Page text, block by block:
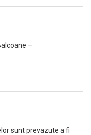
–
sunt prevazute a fi